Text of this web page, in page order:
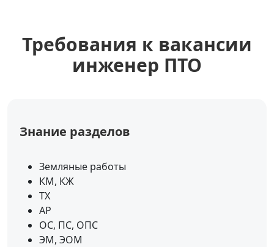
Требования к вакансии
инженер ПТО
Знание разделов
Земляные работы
КМ, КЖ
ТХ
АР
ОС, ПС, ОПС
ЭМ, ЭОМ